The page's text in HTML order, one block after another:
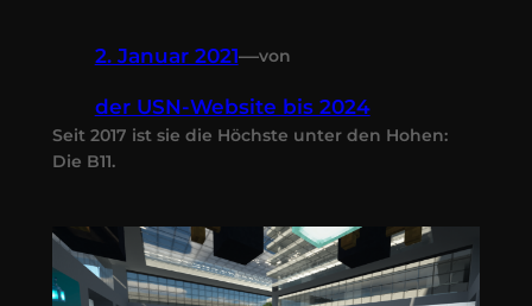
2. Januar 2021—von
der USN-Website bis 2024
Seit 2017 ist sie die Höchste unter den Hohen:
Die B11.